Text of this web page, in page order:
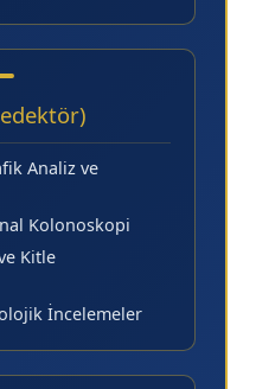
Analiz ve
Kolonoskopi
Kitle
İncelemeler